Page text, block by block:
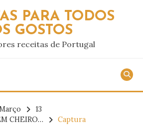
PARA TODOS
GOSTOS
receitas de Portugal
13
CHEIRO…
Captura